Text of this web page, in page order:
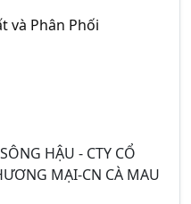
và Phân Phối
HẬU - CTY CỔ
MẠI-CN CÀ MAU